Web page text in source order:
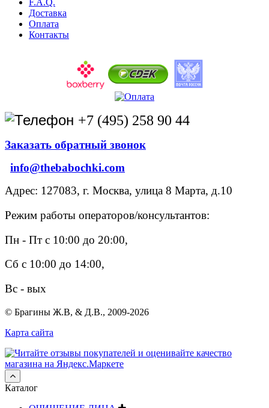
F.A.Q.
Доставка
Оплата
Контакты
+7 (495) 258 90 44
Заказать обратный звонок
info@thebabochki.com
Адрес: 127083, г. Москва, улица 8 Марта, д.10
Режим работы операторов/консультантов:
Пн - Пт с 10:00 до 20:00,
Сб с 10:00 до 14:00,
Вс - вых
© Брагины Ж.В, & Д.В., 2009-2026
Карта сайта
Каталог